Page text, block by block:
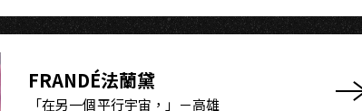
FRANDÉ法蘭黛
「在另一個平行宇宙，」－高雄